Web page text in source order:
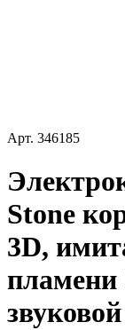
Арт. 346185
Stone
3D,
пламени